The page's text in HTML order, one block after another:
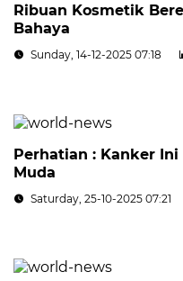
Ribuan Kosmetik
Bahaya
Sunday, 14-12-2025 07:18
Perhatian : Kanker
Muda
Saturday, 25-10-2025 07:21